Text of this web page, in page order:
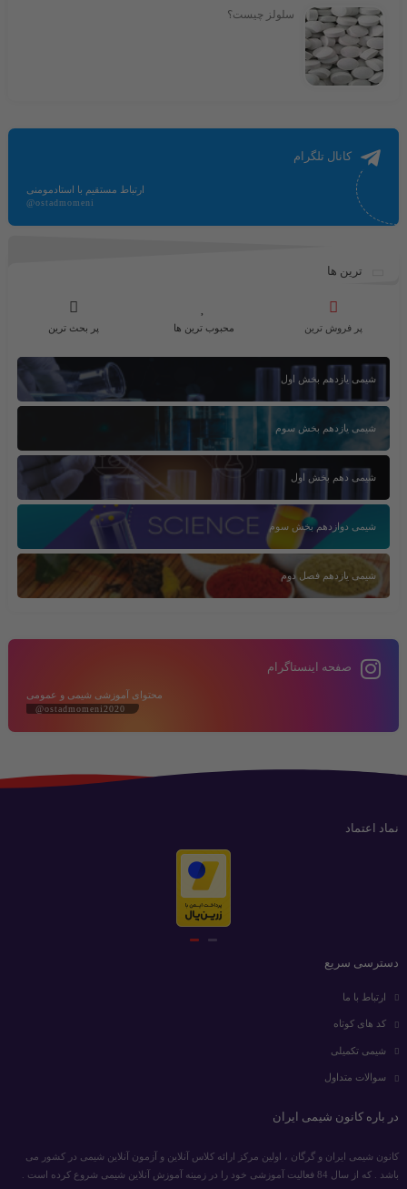
سلولز چیست؟
کانال تلگرام
ارتباط مستقیم با استادمومنی
@ostadmomeni
ترین ها
پر فروش ترین محبوب ترین ها پر بحث ترین
شیمی یازدهم بخش اول
شیمی یازدهم بخش سوم
شیمی دهم بخش اول
شیمی دوازدهم بخش سوم
شیمی یازدهم فصل دوم
صفحه اینستاگرام
محتوای آموزشی شیمی و عمومی
@ostadmomeni2020
نماد اعتماد
دسترسی سریع
ارتباط با ما
کد های کوتاه
شیمی تکمیلی
سوالات متداول
در باره کانون شیمی ایران
کانون شیمی ایران و گرگان ، اولین مرکز ارائه کلاس آنلاین و آزمون آنلاین شیمی در کشور می
باشد . که از سال 84 فعالیت آموزشی خود را در زمینه آموزش آنلاین شیمی شروع کرده است .